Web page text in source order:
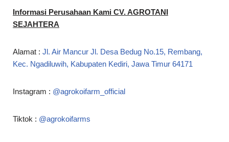
Informasi Perusahaan Kami CV. AGROTANI
SEJAHTERA
Alamat : Jl. Air Mancur Jl. Desa Bedug No.15, Rembang,
Kec. Ngadiluwih, Kabupaten Kediri, Jawa Timur 64171
Instagram : @agrokoifarm_official
Tiktok : @agrokoifarms